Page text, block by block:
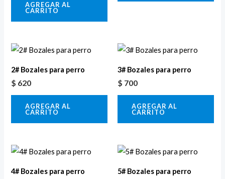
AGREGAR AL
CARRITO
2# Bozales para perro
$ 620
AGREGAR AL
CARRITO
3# Bozales para perro
$ 700
AGREGAR AL
CARRITO
4# Bozales para perro 5# Bozales para perro